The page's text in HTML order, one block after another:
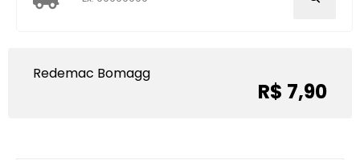
Redemac Bomagg
R$ 7,90